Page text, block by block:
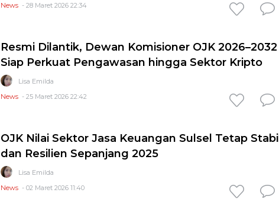
News - 28 Maret 2026 22:34
Resmi Dilantik, Dewan Komisioner OJK 2026–2032
Siap Perkuat Pengawasan hingga Sektor Kripto
Lisa Emilda
News - 25 Maret 2026 22:42
OJK Nilai Sektor Jasa Keuangan Sulsel Tetap Stabil
dan Resilien Sepanjang 2025
Lisa Emilda
News - 02 Maret 2026 11:40